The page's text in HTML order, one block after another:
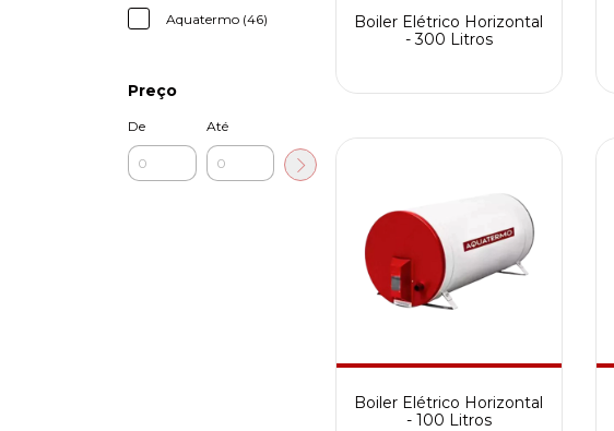
Aquatermo (46)
Preço
De Até
Boiler Elétrico Horizontal
- 300 Litros
Boiler Elétrico Horizontal
- 100 Litros